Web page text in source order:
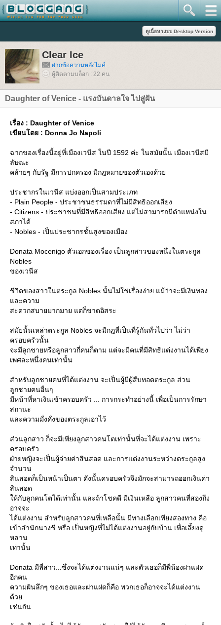
Clear Ice
ฝากข้อความหลังไมค์
ผู้ติดตามบล็อก : 22 คน
Daughter of Venice - แรงบันดาลใจ ไปสู่ฝัน
เรื่อง : Daughter of Venice
เขียนโดย : Donna Jo Napoli
ฉากของเรื่องนี้อยู่ที่เมืองเวนีส ในปี 1592 ค่ะ ในสมัยนั้น เมืองเวนีสมี
ลัษณะ
คล้ายๆ กับรัฐ มีการปกครอง มีกฎหมายของตัวเองด้ว
ประชากรในเวนีส แบ่งออกเป็นสามประเภท
- Plain People - ประชาชนธรรมดาที่ไม่มีสิทธิออกเสียง
- Citizens - ประชาชนที่มีสิทธิออกเสียง แต่ไม่สามารถมีตำแหน่งใน
สภาได้
- Nobles - เป็นประชากรชั้นสูงของเมือง
Donata Mocenigo ตัวเอกของเรื่อง เป็นลูกสาวของหนึ่งในตระกูล
Nobles
ของเวนีส
ชีวิตของสาวในตระกูล Nobles นั้นไม่ใช่เรื่องง่าย แม้ว่าจะมีเงินทอง
ละความ
สะดวกสบายมากมาย แต่ก็ขาดอิสระ
สมัยนั้นเหล่าตระกูล Nobles จะมีกฎที่เป็นที่รู้กันทั่วไปว่า ไม่ว่า
ครอบครัวนั้น
จะมีลูกชายหรือลูกสาวกี่คนก็ตาม แต่จะมีคนที่มีสิทธิแต่งงานได้เพียง
เพศละหนึ่งคนเท่านั้น
สำหรับลูกชายคนที่ได้แต่งงาน จะเป็นผู้มีผู้สืบทอดตระกูล ส่วน
ลูกชายคนอื่นๆ
มีหน้าที่หาเงินเข้าครอบครัว ... การกระทำอย่างนี้ เพื่อเป็นการรักษา
สถานะ
ละความมั่งคั่งของตระกูลเอาไว้
ส่วนลูกสาว ก็จะมีเพียงลูกสาวคนโตเท่านั้นที่จะได้แต่งงาน เพราะ
ครอบครัว
ฝ่ายหญิงจะเป็นผู้จ่ายค่าสินสอด และการแต่งงานระหว่างตระกูลสูง
จำนวน
สินสอดก็เป็นหน้าเป็นตา ดังนั้นครอบครัวจึงมักจะสามารถออกเงินค่า
สินสอด
ห้กับลูกคนโตได้เท่านั้น และถ้าโชคดี มีเงินเหลือ ลูกสาวคนที่สองถึง
อาจจะ
ได้แต่งงาน สำหรับลูกสาวคนที่เหลือนั้น มีทางเลือกเพียงสองทาง คือ
เข้าสำนักนางชี หรือ เป็นหญิงที่ไม่ได้แต่งงานอยู่กับบ้าน เพื่อเลี้ยงดู
หลาน
เท่านั้น
Donata มีพี่สาว...ซึ่งจะได้แต่งงานแน่ๆ และตัวเธอก็มีพี่น้องฝาแฝด
อีกคน
ความฝันลึกๆ ของเธอและฝาแฝดก็คือ พวกเธอก็อาจจะได้แต่งงาน
ด้ว
เช่นกัน